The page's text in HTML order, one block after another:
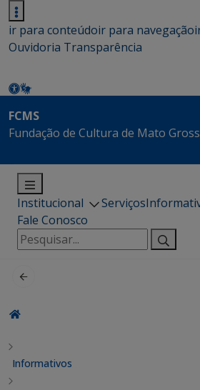
ir para conteúdoir para navegação
Ouvidoria Transparência
FCMS
Fundação de Cultura de Mato
Institucional Serviços
Fale Conosco
Pesquisar
por:
Informativos